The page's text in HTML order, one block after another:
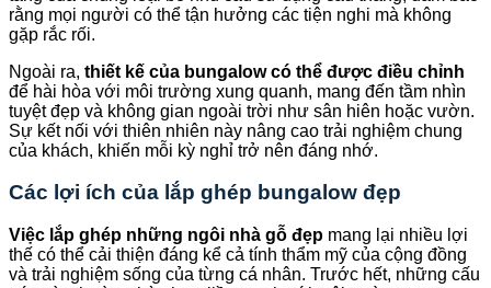
rằng mọi người có thể tận hưởng các tiện nghi mà không
gặp rắc rối.
Ngoài ra, thiết kế của bungalow có thể được điều chỉnh
để hài hòa với môi trường xung quanh, mang đến tầm nhìn
tuyệt đẹp và không gian ngoài trời như sân hiên hoặc vườn.
Sự kết nối với thiên nhiên này nâng cao trải nghiệm chung
của khách, khiến mỗi kỳ nghỉ trở nên đáng nhớ.
Các lợi ích của lắp ghép bungalow đẹp
Việc lắp ghép những ngôi nhà gỗ đẹp mang lại nhiều lợi
thế có thể cải thiện đáng kể cả tính thẩm mỹ của cộng đồng
và trải nghiệm sống của từng cá nhân. Trước hết, những cấu